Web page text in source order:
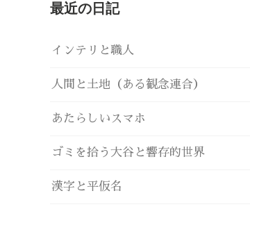
最近の日記
インテリと職人
人間と土地（ある観念連合）
あたらしいスマホ
ゴミを拾う大谷と響存的世界
漢字と平仮名